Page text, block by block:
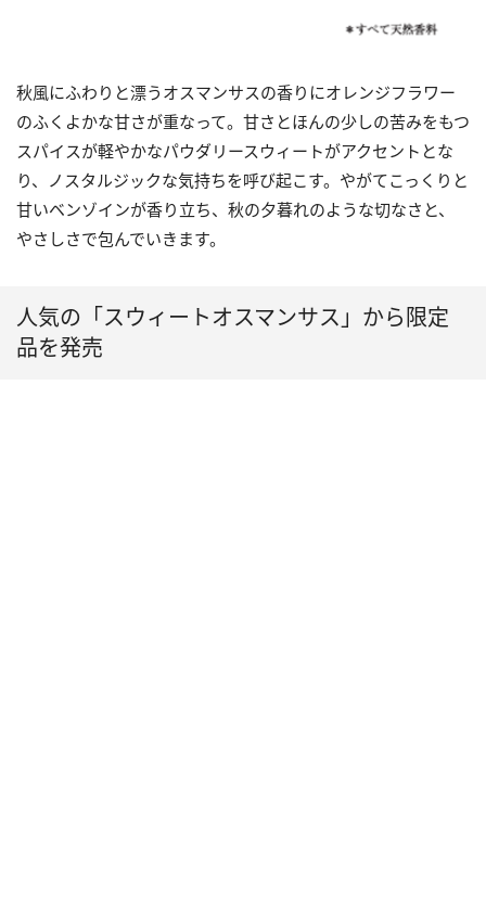
秋風にふわりと漂うオスマンサスの香りにオレンジフラワー
のふくよかな甘さが重なって。甘さとほんの少しの苦みをもつ
スパイスが軽やかなパウダリースウィートがアクセントとな
り、ノスタルジックな気持ちを呼び起こす。やがてこっくりと
甘いベンゾインが香り立ち、秋の夕暮れのような切なさと、
やさしさで包んでいきます。
人気の「スウィートオスマンサス」から限定
品を発売